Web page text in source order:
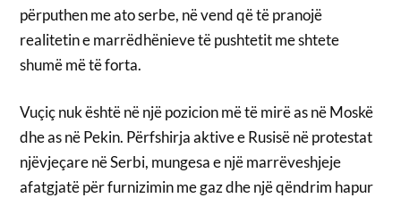
përputhen me ato serbe, në vend që të pranojë
realitetin e marrëdhënieve të pushtetit me shtete
shumë më të forta.
Vuçiç nuk është në një pozicion më të mirë as në Moskë
dhe as në Pekin. Përfshirja aktive e Rusisë në protestat
njëvjeçare në Serbi, mungesa e një marrëveshjeje
afatgjatë për furnizimin me gaz dhe një qëndrim hapur